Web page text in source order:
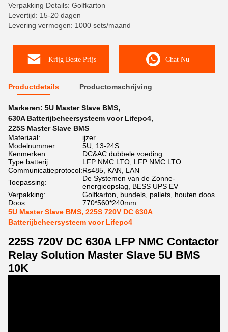
Verpakking Details: Golfkarton
Levertijd: 15-20 dagen
Levering vermogen: 1000 sets/maand
Krijg Beste Prijs Chat Nu
Productdetails Productomschrijving
Markeren: 5U Master Slave BMS,
630A Batterijbeheersysteem voor Lifepo4,
225S Master Slave BMS
Materiaal:
ijzer
Modelnummer:
5U, 13-24S
Kenmerken:
DC&AC dubbele voeding
Type batterij:
LFP NMC LTO, LFP NMC LTO
Communicatieprotocol:Rs485, KAN, LAN
Toepassing:
De Systemen van de Zonne-
energieopslag, BESS UPS EV
Verpakking:
Golfkarton, bundels, pallets, houten doos
Doos:
770*560*240mm
5U Master Slave BMS, 225S 720V DC 630A
Batterijbeheersysteem voor Lifepo4
225S 720V DC 630A LFP NMC Contactor
Relay Solution Master Slave 5U BMS
10K